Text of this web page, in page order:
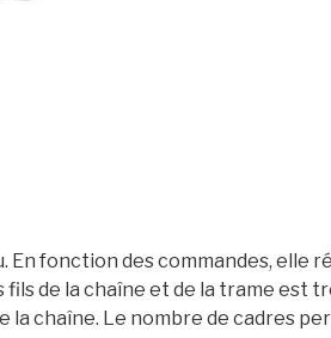
En fonction des commandes, elle
de la chaîne et de la trame est
la chaîne. Le nombre de cadres